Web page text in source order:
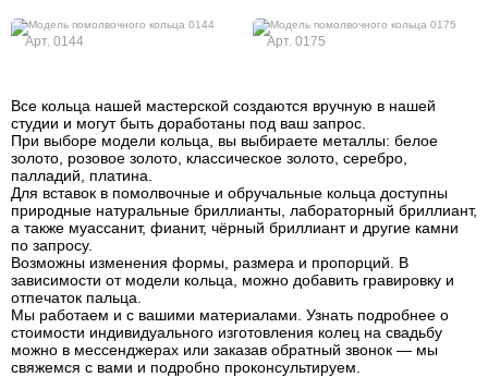
Арт. 0144 Арт. 0175
Все кольца нашей мастерской создаются вручную в нашей
студии и могут быть доработаны под ваш запрос.
При выборе модели кольца, вы выбираете металлы: белое
золото, розовое золото, классическое золото, серебро,
палладий, платина.
Для вставок в помолвочные и обручальные кольца доступны
природные натуральные бриллианты, лабораторный бриллиант,
а также муассанит, фианит, чёрный бриллиант и другие камни
по запросу.
Возможны изменения формы, размера и пропорций. В
зависимости от модели кольца, можно добавить гравировку и
отпечаток пальца.
Мы работаем и с вашими материалами. Узнать подробнее о
стоимости индивидуального изготовления колец на свадьбу
можно в мессенджерах или заказав обратный звонок — мы
свяжемся с вами и подробно проконсультируем.